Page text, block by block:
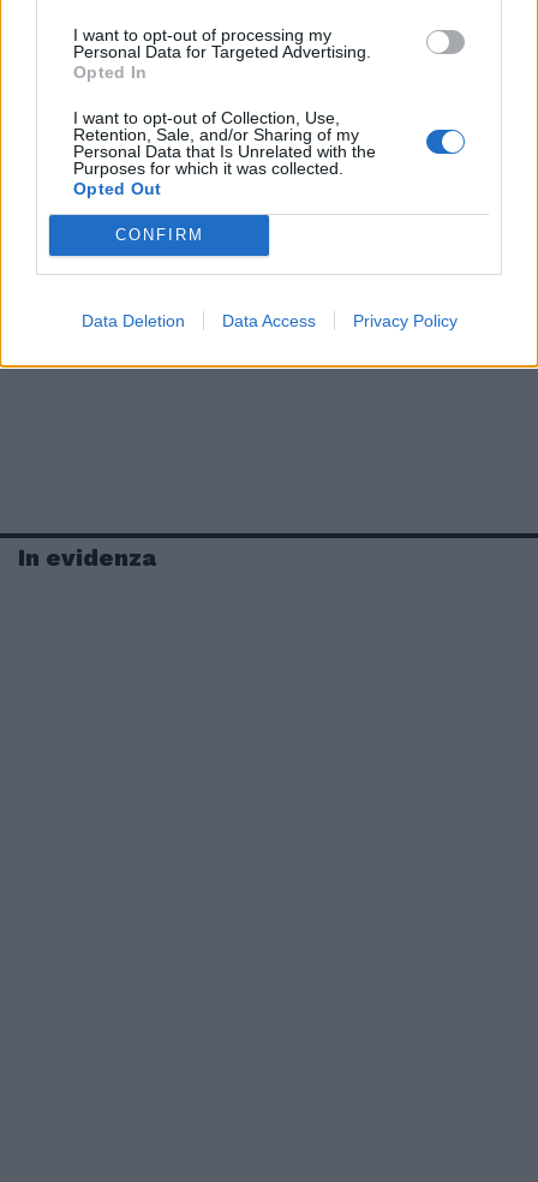
I want to opt-out of processing my
Personal Data for Targeted Advertising.
Opted In
I want to opt-out of Collection, Use,
Retention, Sale, and/or Sharing of my
Personal Data that Is Unrelated with the
Purposes for which it was collected.
Opted Out
CONFIRM
Data Deletion Data Access Privacy Policy
In evidenza